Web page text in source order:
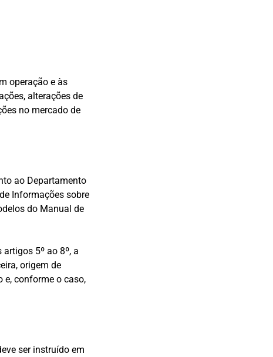
operação e às
alterações de
no mercado de
ao Departamento
Informações sobre
do Manual de
5º ao 8º, a
origem de
e, conforme o caso,
ser instruído em